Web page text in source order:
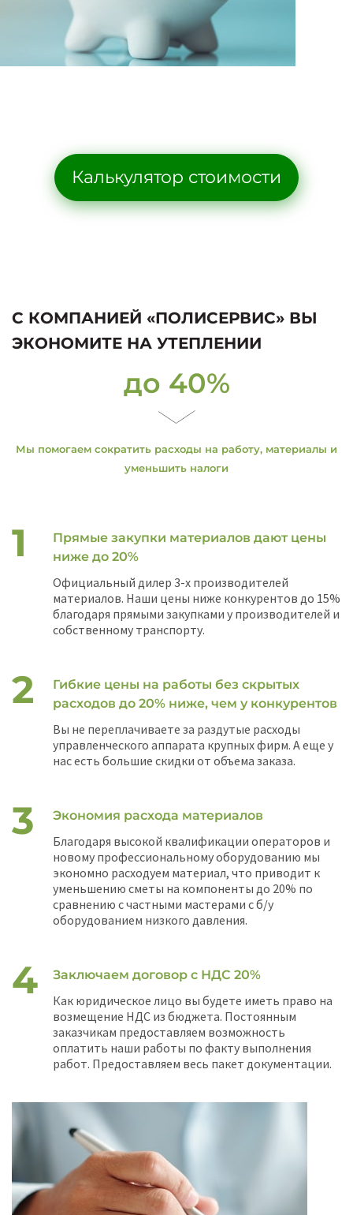
Калькулятор стоимости
С КОМПАНИЕЙ «ПОЛИСЕРВИС» ВЫ
ЭКОНОМИТЕ НА УТЕПЛЕНИИ
до 40%
Мы помогаем сократить расходы на работу, материалы и
уменьшить налоги
Прямые закупки материалов дают цены
ниже до 20%
Официальный дилер 3-х производителей
материалов. Наши цены ниже конкурентов до 15%
благодаря прямыми закупками у производителей и
собственному транспорту.
Гибкие цены на работы без скрытых
расходов до 20% ниже, чем у конкурентов
Вы не переплачиваете за раздутые расходы
управленческого аппарата крупных фирм. А еще у
нас есть большие скидки от объема заказа.
Экономия расхода материалов
Благодаря высокой квалификации операторов и
новому профессиональному оборудованию мы
экономно расходуем материал, что приводит к
уменьшению сметы на компоненты до 20% по
сравнению с частными мастерами с б/у
оборудованием низкого давления.
Заключаем договор с НДС 20%
Как юридическое лицо вы будете иметь право на
возмещение НДС из бюджета. Постоянным
заказчикам предоставляем возможность
оплатить наши работы по факту выполнения
работ. Предоставляем весь пакет документации.